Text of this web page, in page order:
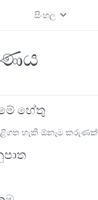
සිංහල
හේතු
හැකි ඕනෑම කරුණක්